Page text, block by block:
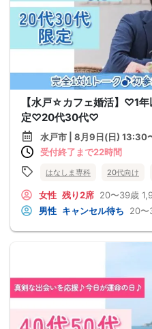
【水戸☆カフェ婚活】♡1
定♡20代30代♡
水戸市 | 8月9日(日) 13:30
受付終了まで22時間
はなしま専科 20代向け
女性 残り2席 20〜39歳
男性 キャンセル待ち 20〜